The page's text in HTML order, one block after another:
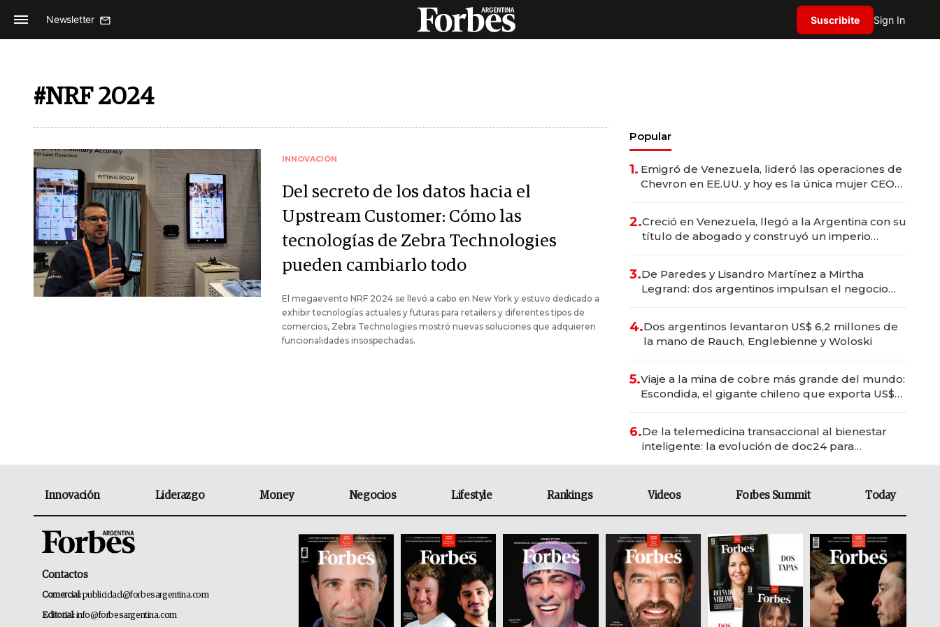
Newsletter Suscribite Sign In
#NRF 2024
INNOVACIÓN
Del secreto de los datos hacia el
Upstream Customer: Cómo las
tecnologías de Zebra Technologies
pueden cambiarlo todo
El megaevento NRF 2024 se llevó a cabo en New York y estuvo dedicado a
exhibir tecnologías actuales y futuras para retailers y diferentes tipos de
comercios, Zebra Technologies mostró nuevas soluciones que adquieren
funcionalidades insospechadas.
Popular
1. Emigró de Venezuela, lideró las operaciones de
Chevron en EE.UU. y hoy es la única mujer CEO
2.Creció en Venezuela, llegó a la Argentina con su
título de abogado y construyó un imperio
3.De Paredes y Lisandro Martínez a Mirtha
Legrand: dos argentinos impulsan el negocio
4.Dos argentinos levantaron US$ 6,2 millones de
la mano de Rauch, Englebienne y Woloski
5.Viaje a la mina de cobre más grande del mundo:
Escondida, el gigante chileno que exporta US$
6.De la telemedicina transaccional al bienestar
inteligente: la evolución de doc24 para
Innovación Liderazgo Money Negocios Lifestyle Rankings Videos Forbes Summit Today
Contactos
Comercial:publicidad@forbesargentina.com
Editorial:info@forbesargentina.com